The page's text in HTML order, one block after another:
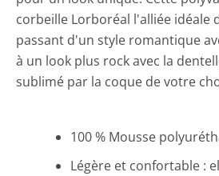
corbeille Lorboréal l'alliée idéale
passant d'un style romantique
à un look plus rock avec la
sublimé par la coque de votre
100 % Mousse
Légère et confortable :